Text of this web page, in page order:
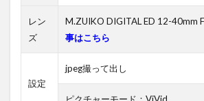
レン
ズ
M.ZUIKO DIGITAL ED 12-40mm
事はこちら
設定
jpeg撮って出し